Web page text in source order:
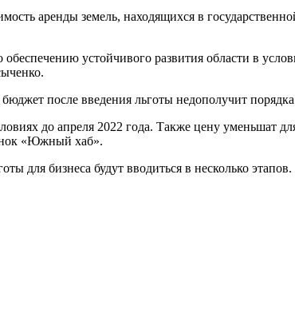
аренды земель, находящихся в
устойчивого развития области в
после введения льготы недополучит
до апреля 2022 года. Также цену уменьшат
«Южный хаб».
для бизнеса будут вводиться в несколько